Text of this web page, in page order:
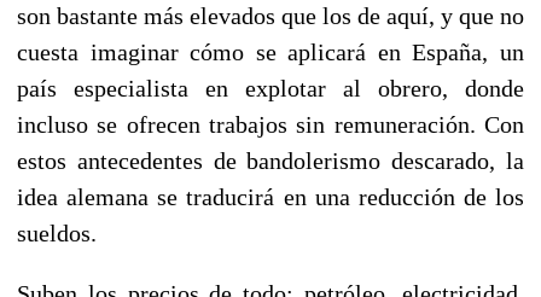
son bastante más elevados que los de aquí, y que no
cuesta imaginar cómo se aplicará en España, un
país especialista en explotar al obrero, donde
incluso se ofrecen trabajos sin remuneración. Con
estos antecedentes de bandolerismo descarado, la
idea alemana se traducirá en una reducción de los
sueldos.